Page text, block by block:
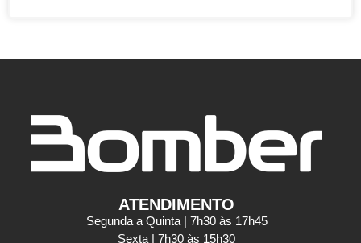
ATENDIMENTO
Segunda a Quinta | 7h30 às 17h45
Sexta | 7h30 às 15h30